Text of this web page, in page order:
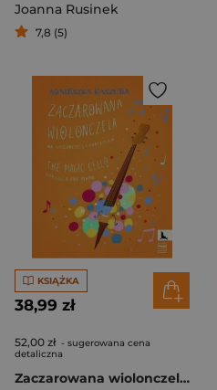
Joanna Rusinek
7,8 (5)
KSIĄŻKA
38,99 zł
52,00 zł - sugerowana cena
detaliczna
Zaczarowana wiolonczela na wiolonczelę i fortepian